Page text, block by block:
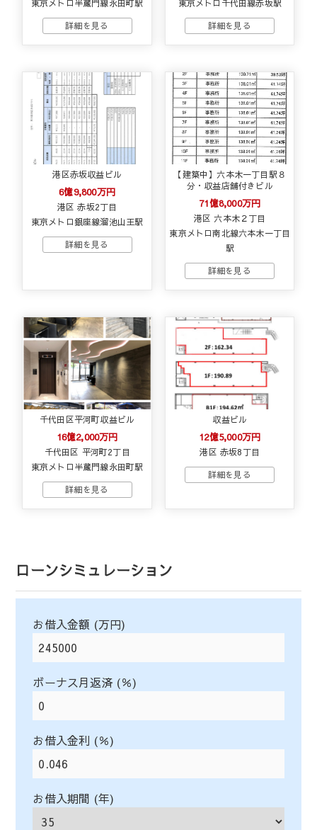
東京メトロ半蔵門線永田町駅 東京メトロ千代田線赤坂駅
港区赤坂収益ビル
6億9,800万円
港区 赤坂2丁目
東京メトロ銀座線溜池山王駅
【建築中】六本木一丁目駅８
分・収益店舗付きビル
71億8,000万円
港区 六本木２丁目
東京メトロ南北線六本木一丁目
駅
千代田区平河町収益ビル
16億2,000万円
千代田区 平河町2丁目
東京メトロ半蔵門線永田町駅
収益ビル
12億5,000万円
港区 赤坂8丁目
ローンシミュレーション
お借入金額 (万円)
ボーナス月返済 (％)
お借入金利 (％)
お借入期間 (年)